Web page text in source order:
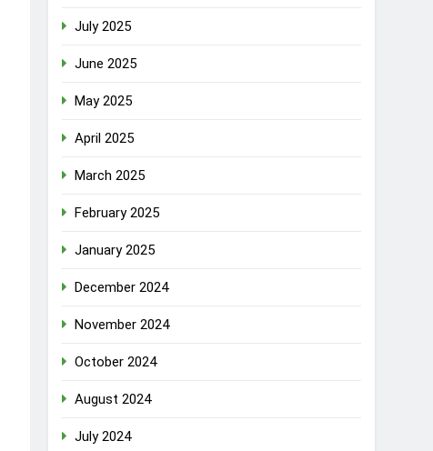
July 2025
June 2025
May 2025
April 2025
March 2025
February 2025
January 2025
December 2024
November 2024
October 2024
August 2024
July 2024